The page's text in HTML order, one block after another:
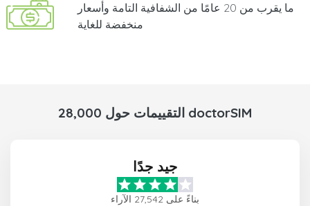
ما يقرب من 20 عامًا من الشفافية التامة وأسعار
منخفضة للغاية
28,000 التقييمات حول doctorSIM
جيد جدًا
بناءً على 27,542 الآراء